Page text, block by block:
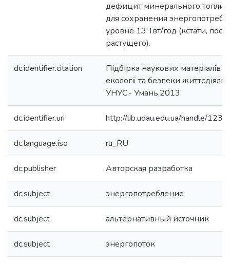
дефицит минерального
для сохранения
уровне 13 Твт/год (кстати,
растущего).
dc.identifier.citation
Підбірка наукових матеріалів
екології та безпеки
УНУС.- Умань,2013
dc.identifier.uri http://lib.udau.edu.ua/handle/
dc.language.iso ru_RU
dc.publisher Авторская разработка
dc.subject энергопотребление
dc.subject альтернативный источник
dc.subject энергопоток